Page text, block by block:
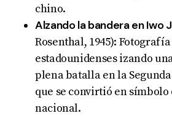
chino.
Alzando la bandera en Iwo
Rosenthal, 1945):
estadounidenses izando
plena batalla en la
que se convirtió en
nacional.